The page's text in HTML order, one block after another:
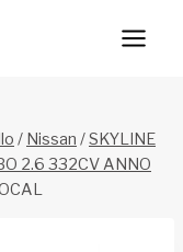
/ Nissan /SKYLINE
2.6 332CV ANNO